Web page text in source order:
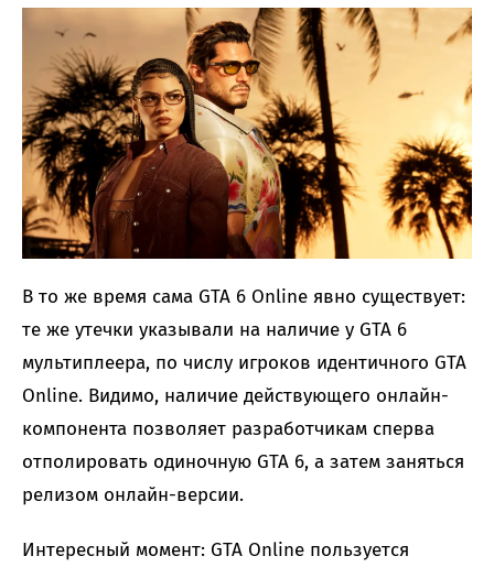
В то же время сама GTA 6 Online явно существует:
те же утечки указывали на наличие у GTA 6
мультиплеера, по числу игроков идентичного GTA
Online. Видимо, наличие действующего онлайн-
компонента позволяет разработчикам сперва
отполировать одиночную GTA 6, а затем заняться
релизом онлайн-версии.
Интересный момент: GTA Online пользуется